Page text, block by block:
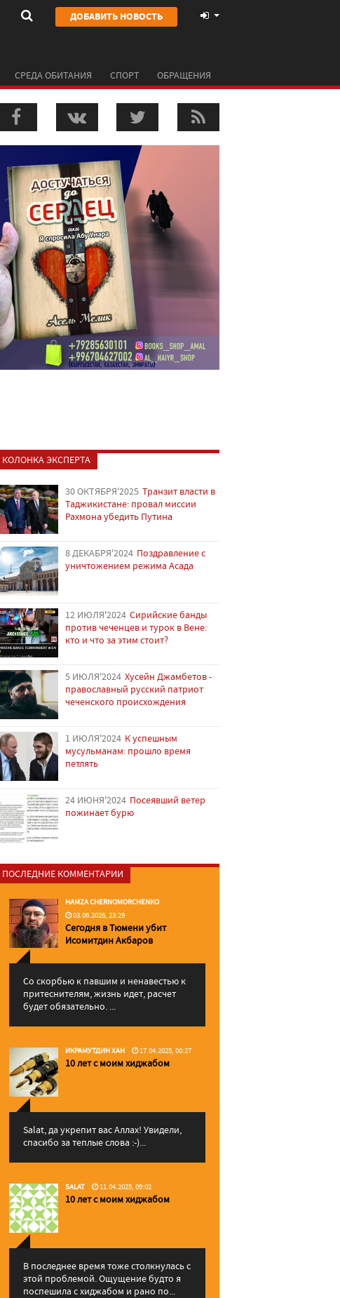
ДОБАВИТЬ НОВОСТЬ
СРЕДА ОБИТАНИЯ СПОРТ ОБРАЩЕНИЯ
КОЛОНКА ЭКСПЕРТА
30 ОКТЯБРЯ'2025 Транзит власти в
Таджикистане: провал миссии
Рахмона убедить Путина
8 ДЕКАБРЯ'2024 Поздравление с
уничтожением режима Асада
12 ИЮЛЯ'2024 Сирийские банды
против чеченцев и турок в Вене:
кто и что за этим стоит?
5 ИЮЛЯ'2024 Хусейн Джамбетов -
православный русский патриот
чеченского происхождения
1 ИЮЛЯ'2024 К успешным
мусульманам: прошло время
петлять
24 ИЮНЯ'2024 Посеявший ветер
пожинает бурю
ПОСЛЕДНИЕ КОММЕНТАРИИ
HAMZA CHERNOMORCHENKO
03.06.2026, 23:29
Сегодня в Тюмени убит
Исомитдин Акбаров
Со скорбью к павшим и ненавестью к
притеснителям, жизнь идет, расчет
будет обязательно. ...
ИКРАМУТДИН ХАН 17.04.2025, 00:27
10 лет с моим хиджабом
Salat, да укрепит вас Аллаx! Увидели,
спасибо за теплые слова :-)...
SALAT 11.04.2025, 09:02
10 лет с моим хиджабом
В последнее время тоже столкнулась с
этой проблемой. Ощущение будто я
поспешила с хиджабом и рано по...